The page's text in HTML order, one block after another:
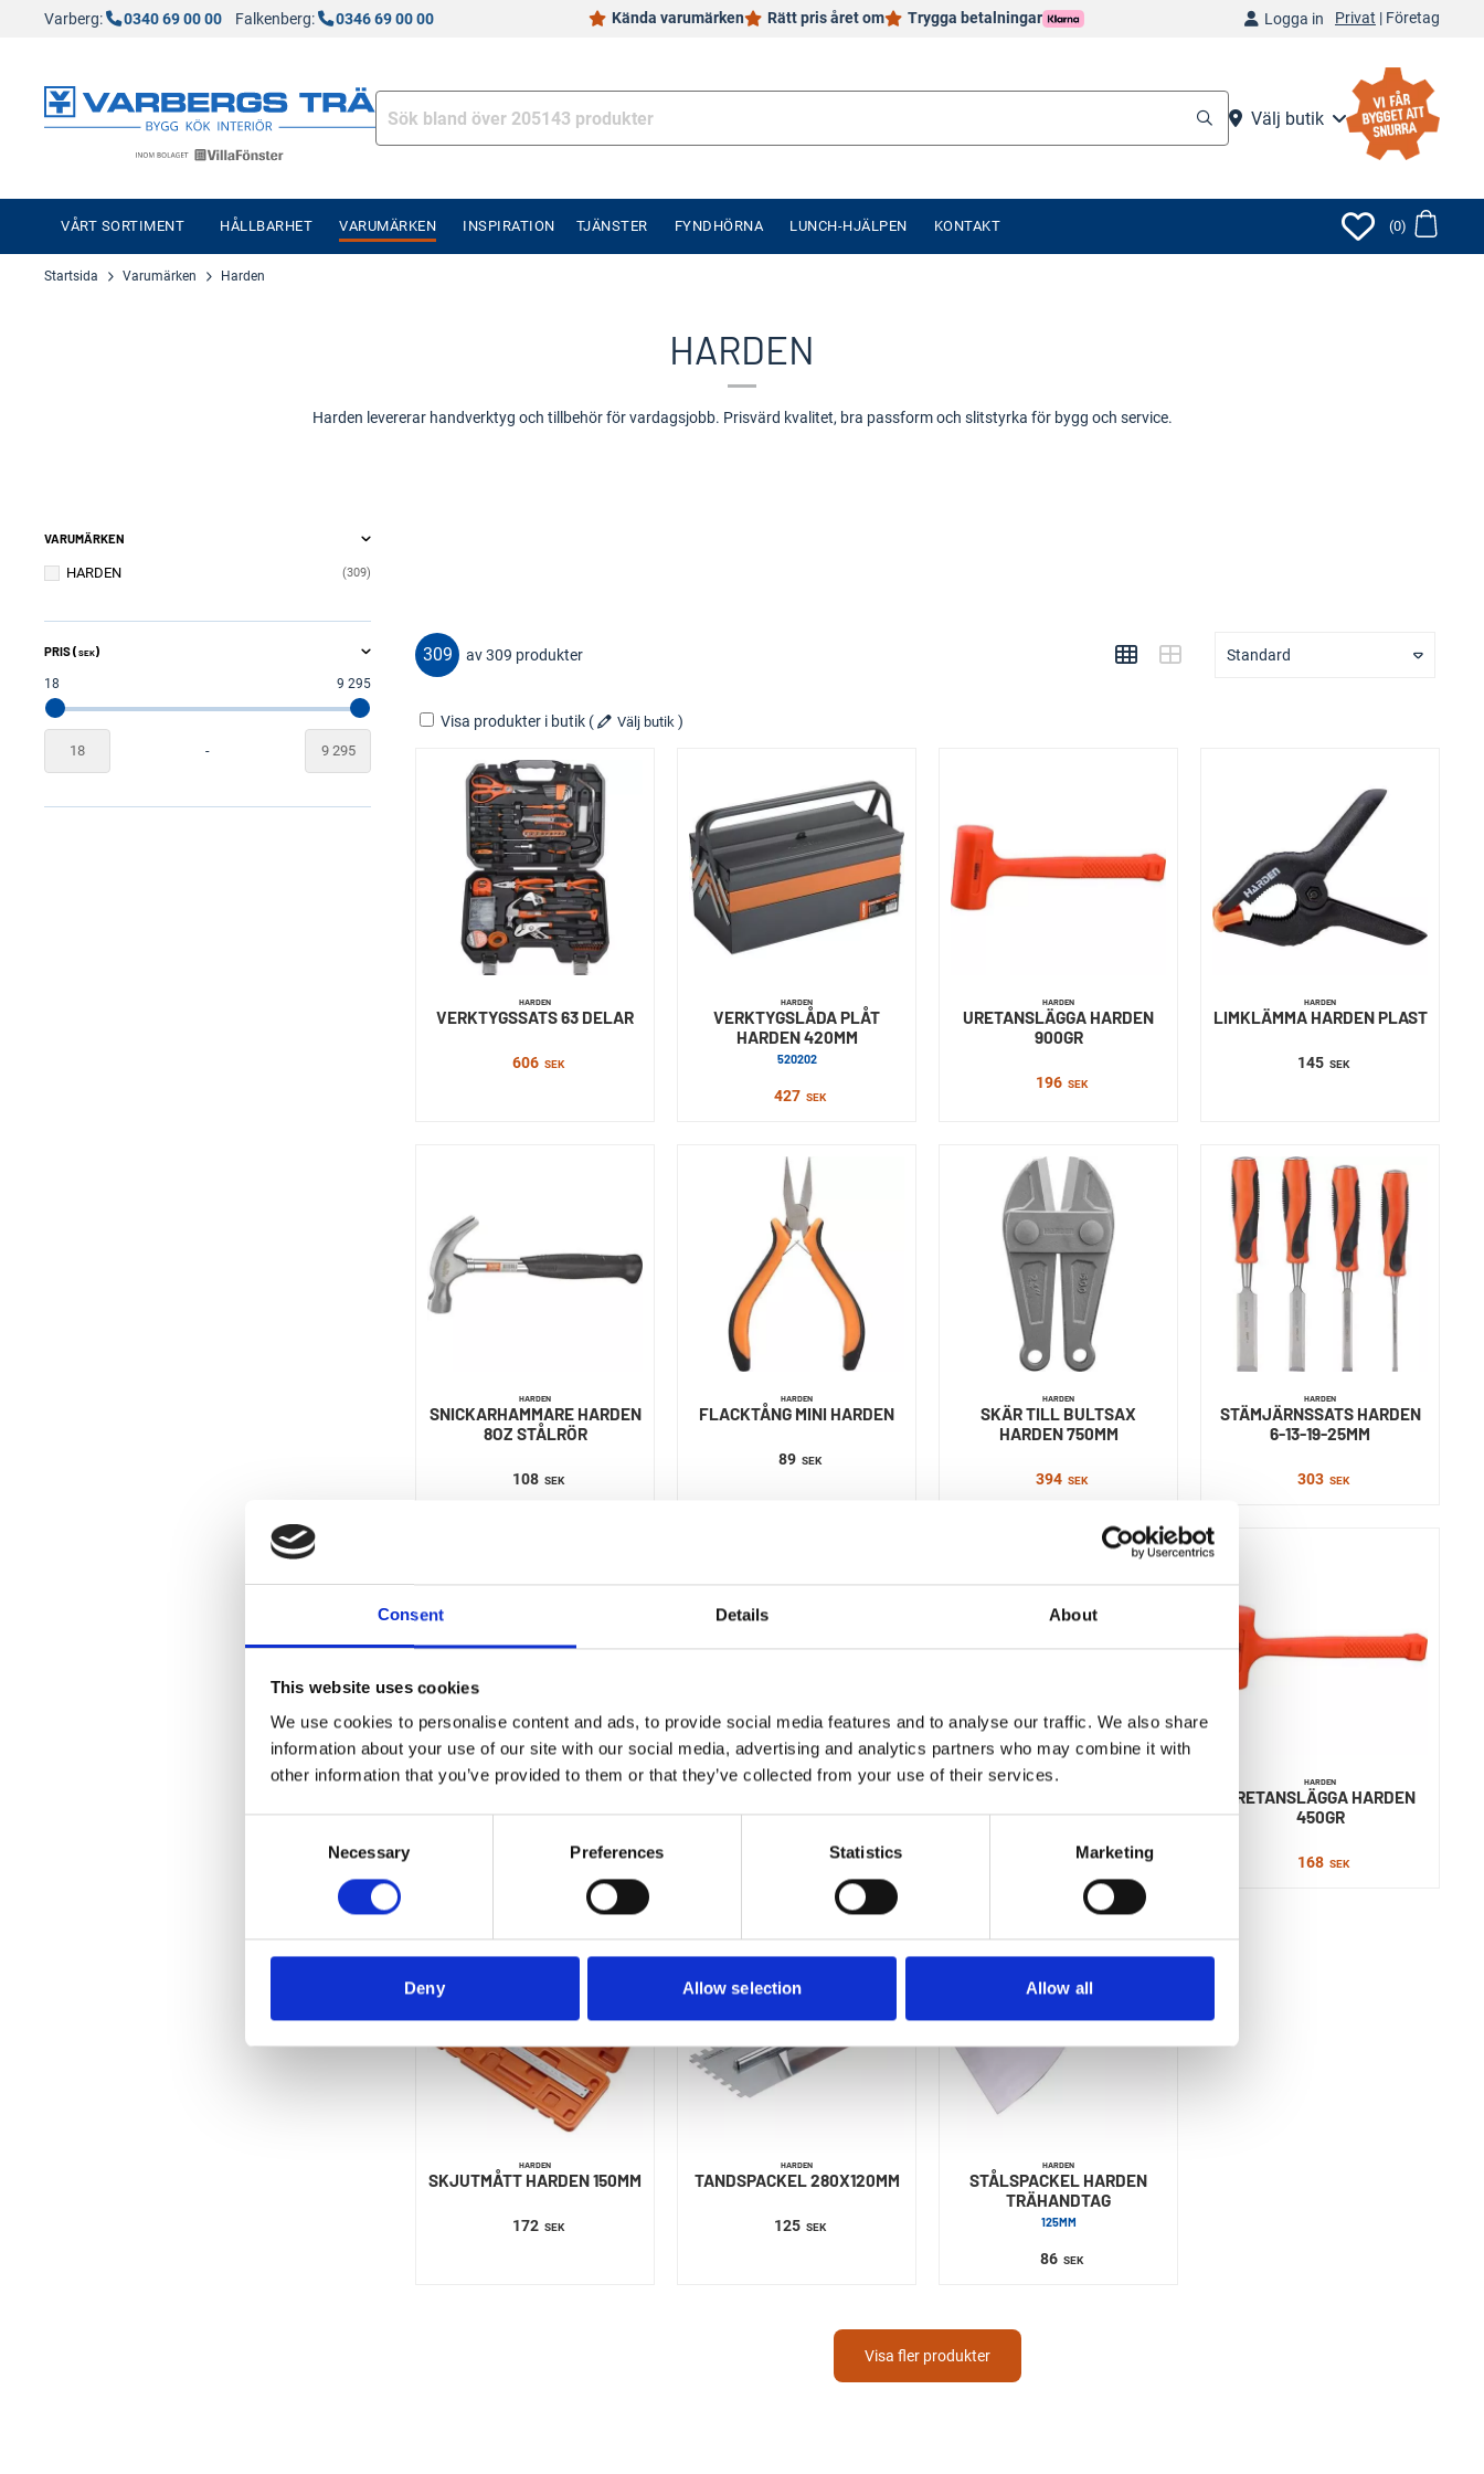
Consent Details About
This website uses cookies
We use cookies to personalise content and ads, to provide social media features and to analyse our traffic. We also share
information about your use of our site with our social media, advertising and analytics partners who may combine it with
other information that you’ve provided to them or that they’ve collected from your use of their services.
Necessary Preferences Statistics Marketing
Deny Allow selection Allow all
Varberg: 0340 69 00 00 Falkenberg: 0346 69 00 00 Kända varumärken Rätt pris året om Trygga betalningar Logga in Privat | Företag
Välj butik
VÅRT SORTIMENT HÅLLBARHET VARUMÄRKEN INSPIRATION TJÄNSTER FYNDHÖRNA LUNCH-HJÄLPEN KONTAKT (0)
Startsida Varumärken Harden
HARDEN
Harden levererar handverktyg och tillbehör för vardagsjobb. Prisvärd kvalitet, bra passform och slitstyrka för bygg och service.
VARUMÄRKEN
309
HARDEN
PRIS ( SEK)
18 9 295
-
309 av 309 produkter Standard
Visa produkter i butik ( Välj butik )
HARDEN
VERKTYGSSATS 63 DELAR
606 SEK
HARDEN
VERKTYGSLÅDA PLÅT
HARDEN 420MM
520202
427 SEK
HARDEN
URETANSLÄGGA HARDEN
900GR
196 SEK
HARDEN
LIMKLÄMMA HARDEN PLAST
145 SEK
HARDEN
SNICKARHAMMARE HARDEN
8OZ STÅLRÖR
108 SEK
HARDEN
FLACKTÅNG MINI HARDEN
89 SEK
HARDEN
SKÄR TILL BULTSAX
HARDEN 750MM
394 SEK
HARDEN
STÄMJÄRNSSATS HARDEN
6-13-19-25MM
303 SEK
HARDEN
900MM
HARDEN
600MM
HARDEN
SEK
HARDEN
URETANSLÄGGA HARDEN
450GR
168 SEK
HARDEN
SKJUTMÅTT HARDEN 150MM
172 SEK
HARDEN
TANDSPACKEL 280X120MM
125 SEK
HARDEN
STÅLSPACKEL HARDEN
TRÄHANDTAG
125MM
86 SEK
Visa fler produkter